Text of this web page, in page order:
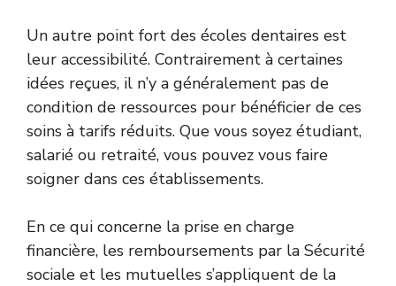
Un autre point fort des écoles dentaires est
leur accessibilité. Contrairement à certaines
idées reçues, il n’y a généralement pas de
condition de ressources pour bénéficier de ces
soins à tarifs réduits. Que vous soyez étudiant,
salarié ou retraité, vous pouvez vous faire
soigner dans ces établissements.
En ce qui concerne la prise en charge
financière, les remboursements par la Sécurité
sociale et les mutuelles s’appliquent de la